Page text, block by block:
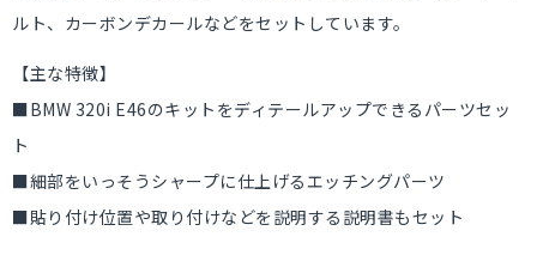
ルト、カーボンデカールなどをセットしています。
【主な特徴】
■BMW 320i E46のキットをディテールアップできるパーツセッ
ト
■細部をいっそうシャープに仕上げるエッチングパーツ
■貼り付け位置や取り付けなどを説明する説明書もセット